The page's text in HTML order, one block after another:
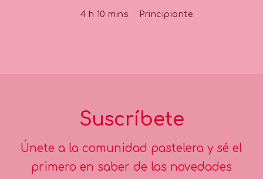
4 h 10 mins Principiante
Suscríbete
Únete a la comunidad pastelera y sé el
primero en saber de las novedades